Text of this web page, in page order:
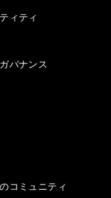
ィティ
バナンス
コミュニティ